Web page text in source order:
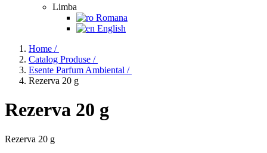
Limba
Romana
English
Home /
Catalog Produse /
Esente Parfum Ambiental /
Rezerva 20 g
Rezerva 20 g
Rezerva 20 g